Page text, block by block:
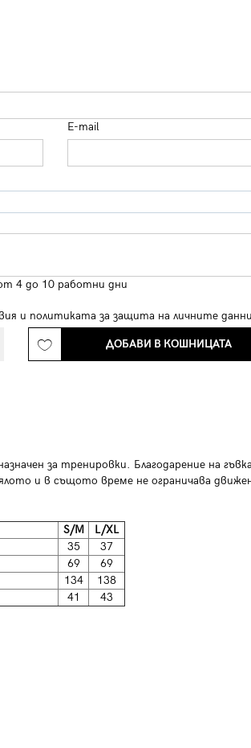
E-mail
4 до 10 работни дни
и политиката за защита на личните данни
ДОБАВИ В КОШНИЦАТА
за тренировки. Благодарение на
и в същото време не ограничава
S/M
L/XL
35
37
69
69
134
138
41
43